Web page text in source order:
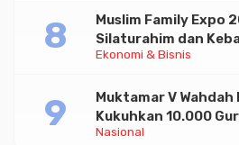
Ekonomi & Bisnis
Muslim Family Expo
Silaturahim dan
Halal di Jakarta
Nasional
Muktamar V Wahdah
Kukuhkan 10.000
Istiqlal